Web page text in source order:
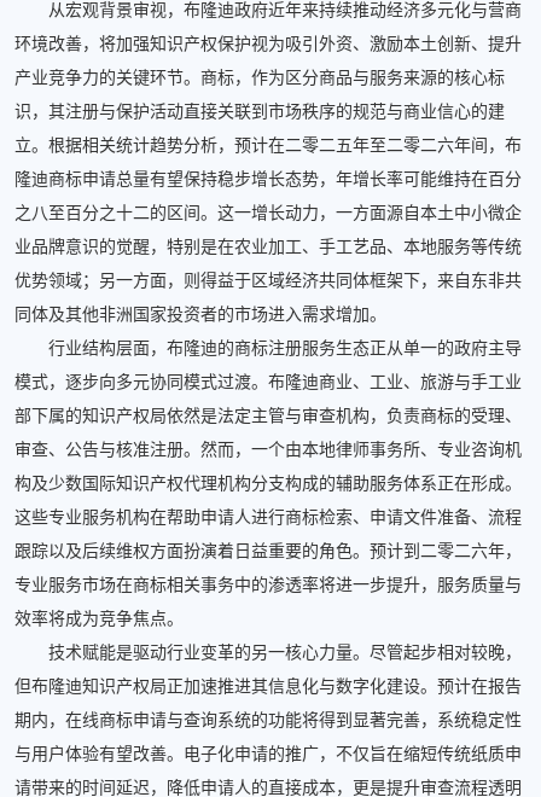
从宏观背景审视，布隆迪政府近年来持续推动经济多元化与营商
环境改善，将加强知识产权保护视为吸引外资、激励本土创新、提升
产业竞争力的关键环节。商标，作为区分商品与服务来源的核心标
识，其注册与保护活动直接关联到市场秩序的规范与商业信心的建
立。根据相关统计趋势分析，预计在二零二五年至二零二六年间，布
隆迪商标申请总量有望保持稳步增长态势，年增长率可能维持在百分
之八至百分之十二的区间。这一增长动力，一方面源自本土中小微企
业品牌意识的觉醒，特别是在农业加工、手工艺品、本地服务等传统
优势领域；另一方面，则得益于区域经济共同体框架下，来自东非共
同体及其他非洲国家投资者的市场进入需求增加。
行业结构层面，布隆迪的商标注册服务生态正从单一的政府主导
模式，逐步向多元协同模式过渡。布隆迪商业、工业、旅游与手工业
部下属的知识产权局依然是法定主管与审查机构，负责商标的受理、
审查、公告与核准注册。然而，一个由本地律师事务所、专业咨询机
构及少数国际知识产权代理机构分支构成的辅助服务体系正在形成。
这些专业服务机构在帮助申请人进行商标检索、申请文件准备、流程
跟踪以及后续维权方面扮演着日益重要的角色。预计到二零二六年，
专业服务市场在商标相关事务中的渗透率将进一步提升，服务质量与
效率将成为竞争焦点。
技术赋能是驱动行业变革的另一核心力量。尽管起步相对较晚，
但布隆迪知识产权局正加速推进其信息化与数字化建设。预计在报告
期内，在线商标申请与查询系统的功能将得到显著完善，系统稳定性
与用户体验有望改善。电子化申请的推广，不仅旨在缩短传统纸质申
请带来的时间延迟，降低申请人的直接成本，更是提升审查流程透明